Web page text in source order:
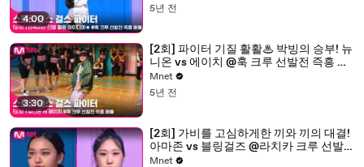
4:00
5년 전
3:30
[2회] 파이터 기질 활활♨ 박빙의 승부! 뉴
니온 vs 에이치 @훅 크루 선발전 즉흥 배
틀
Mnet
5년 전
[2회] 가비를 고심하게한 끼와 끼의 대결!
아마존 vs 블링걸즈 @라치카 크루 선발
전 즉흥 배틀
Mnet